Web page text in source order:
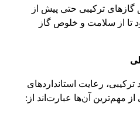
گازهای ترکیبی حتی پیش از
تا از سلامت و خلوص گاز
رعایت استانداردهای
مهم‌ترین آن‌ها عبارت‌اند از: